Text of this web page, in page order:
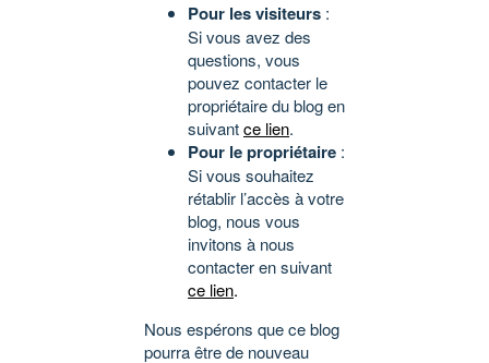
Pour les visiteurs :
Si vous avez des
questions, vous
pouvez contacter le
propriétaire du blog en
suivantce lien.
Pour le propriétaire :
Si vous souhaitez
rétablir l’accès à votre
blog, nous vous
invitons à nous
contacter en suivant
ce lien.
Nous espérons que ce blog
pourra être de nouveau